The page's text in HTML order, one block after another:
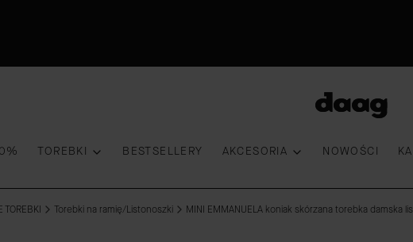
TOREBKI BESTSELLERY AKCESORIA NOWOŚCI
TOREBKI Torebki na ramię/Listonoszki MINI EMMANUELA koniak skórzana torebka damska